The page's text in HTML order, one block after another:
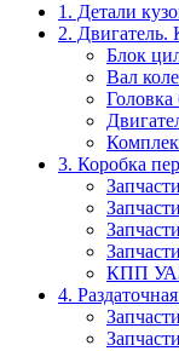
1. Детали
2.
Блок
Вал
3. Коробка
КПП
4.